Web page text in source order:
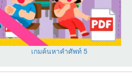
เกมค้นหาคำศัพท์ 5